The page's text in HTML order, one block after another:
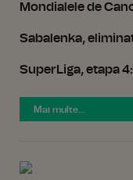
Mondialele de
Sabalenka,
SuperLiga, etapa
Mai multe...